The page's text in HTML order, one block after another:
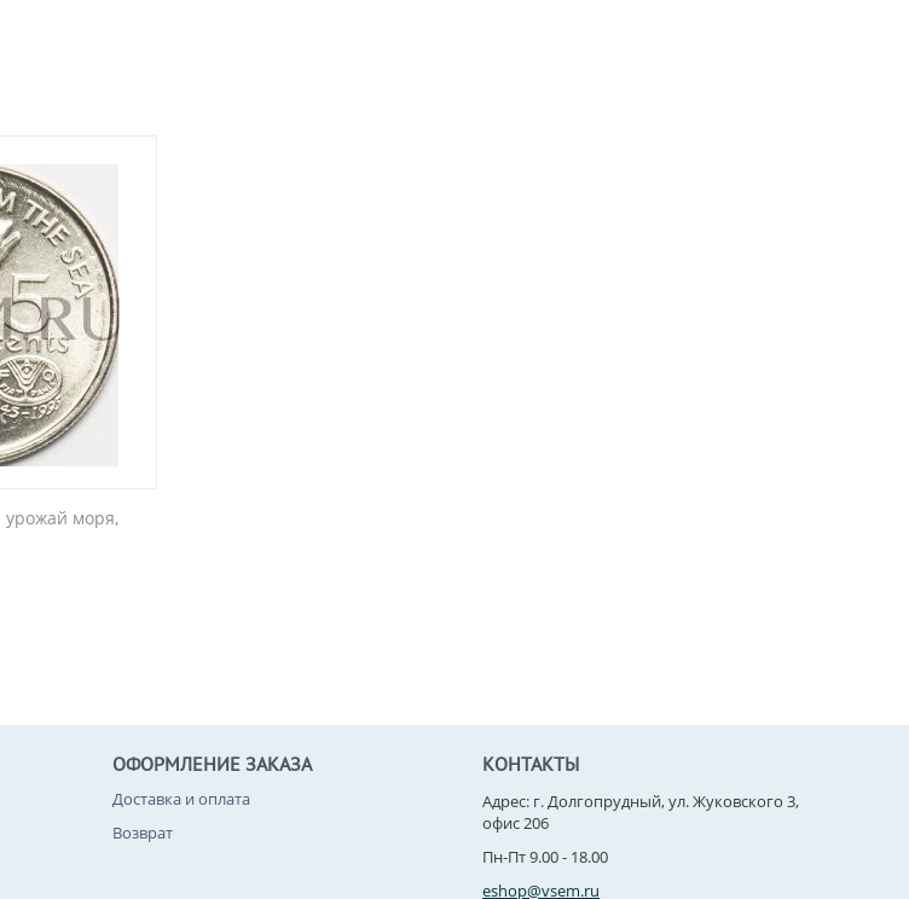
урожай моря,
ОФОРМЛЕНИЕ ЗАКАЗА
Доставка и оплата
Возврат
КОНТАКТЫ
Адрес: г. Долгопрудный, ул. Жуковского 3,
офис 206
Пн-Пт 9.00 - 18.00
eshop@vsem.ru